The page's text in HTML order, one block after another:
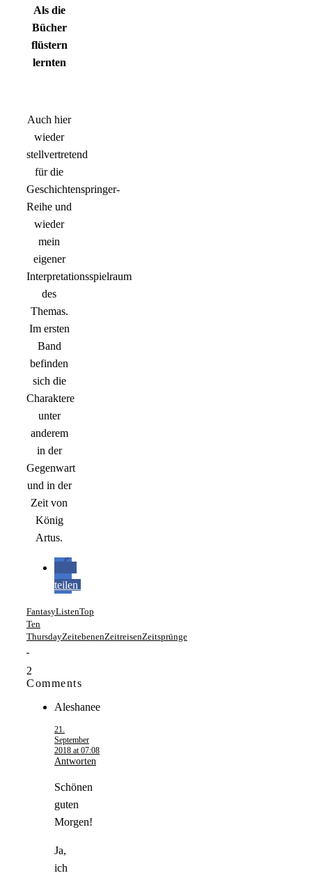
Als die
Bücher
flüstern
lernten
Auch hier
wieder
stellvertretend
für die
Geschichtenspringer-
Reihe und
wieder
mein
eigener
Interpretationsspielraum
des
Themas.
Im ersten
Band
befinden
sich die
Charaktere
unter
anderem
in der
Gegenwart
und in der
Zeit von
König
Artus.
teilen
FantasyListenTop
Ten
ThursdayZeitebenenZeitreisenZeitsprünge
2
Comments
Aleshanee
21.
September
2018 at 07:08
Antworten
Schönen
guten
Morgen!
Ja,
ich